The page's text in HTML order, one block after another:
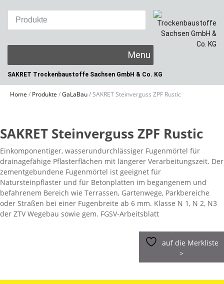
SAKRET Trockenbaustoffe Sachsen GmbH & Co. KG
content
Home / Produkte /GaLaBau/SAKRET Steinverguss ZPF Rustic
SAKRET Steinverguss ZPF Rustic
Einkomponentiger, wasserundurchlässiger Fugenmörtel für
drainagefähige Pflasterflächen mit längerer Verarbeitungszeit. Der
zementgebundene Fugenmörtel ist geeignet für
Natursteinpflaster und für Betonplatten im begangenem und
befahrenem Bereich wie Terrassen, Gartenwege, Parkbereiche
oder Straßen bei einer Fugenbreite ab 6 mm. Klasse N 1, N 2, N3
der ZTV Wegebau sowie gem. FGSV-Arbeitsblatt
auf die Merkliste
>